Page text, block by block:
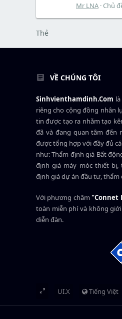
Mr LNA Chủ
Thẻ
VỀ CHÚNG TÔI
Sinhvienthamdinh.Com
riêng cho cộng đồng nhân
tin được tạo ra nhằm tạo
đã và đang quan tâm đến
được tổng hợp với đầy đủ
như: Thẩm định giá Bất
định giá máy móc thiết bị,
định giá dự án đầu tư,
Với phương châm"Connet
toàn miễn phí và không
diễn đàn.
UI.X Tiếng Việt